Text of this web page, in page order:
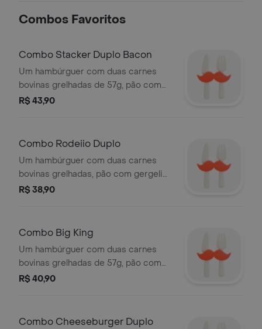
whopper vegetariano, com 1
completar essa experiência em
Combos Favoritos
Combo Stacker Duplo Bacon
Um hambúrguer com duas carnes
bovinas grelhadas de 57g, pão com
gergelim, queijo derretido, fatias de
bebida.
R$ 43,90
Combo Rodeiio Duplo
Um hambúrguer com duas carnes
bovinas grelhadas, pão com gergelim,
queijo derretido, onion rings, molho
R$ 38,90
Combo Big King
Um hambúrguer com duas carnes
bovinas grelhadas de 57g, pão com
gergelim, queijo derretido, picles,
batata frita e bebida.
R$ 40,90
Combo Cheeseburger Duplo